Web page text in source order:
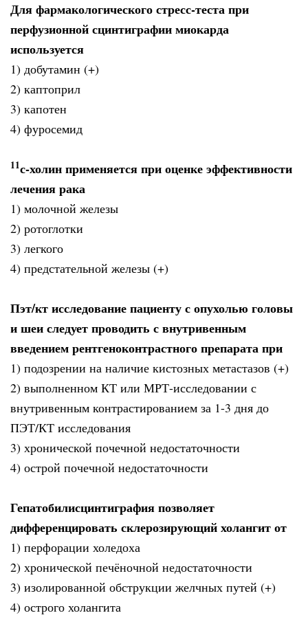
Для фармакологического стресс-теста при
перфузионной сцинтиграфии миокарда
используется
1) добутамин (+)
2) каптоприл
3) капотен
4) фуросемид
11с-холин применяется при оценке эффективности
лечения рака
1) молочной железы
2) ротоглотки
3) легкого
4) предстательной железы (+)
Пэт/кт исследование пациенту с опухолью головы
и шеи следует проводить с внутривенным
введением рентгеноконтрастного препарата при
1) подозрении на наличие кистозных метастазов (+)
2) выполненном КТ или МРТ-исследовании с
внутривенным контрастированием за 1-3 дня до
ПЭТ/КТ исследования
3) хронической почечной недостаточности
4) острой почечной недостаточности
Гепатобилисцинтиграфия позволяет
дифференцировать склерозирующий холангит от
1) перфорации холедоха
2) хронической печёночной недостаточности
3) изолированной обструкции желчных путей (+)
4) острого холангита